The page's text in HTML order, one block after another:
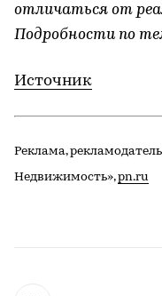
отличаться от
Подробности по
Источник
Реклама,
Недвижимость»,pn.ru